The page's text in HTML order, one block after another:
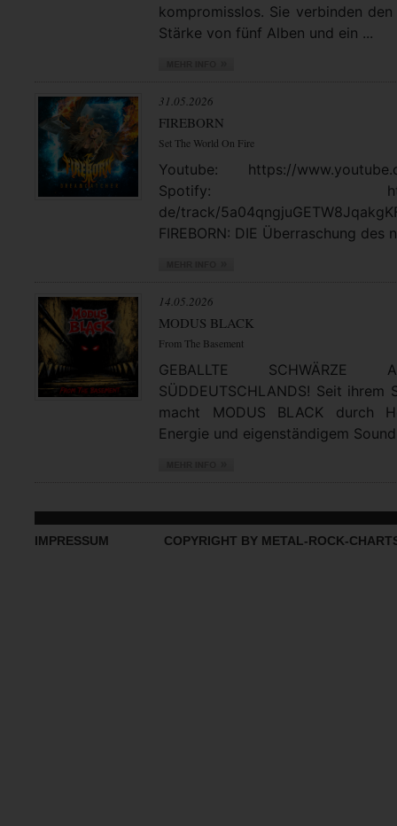
kompromisslos. Sie verbinden
Stärke von fünf Alben und ein ...
31.05.2026
FIREBORN
Set The World On Fire
Youtube: https://
Spotify: https://
de/track/
FIREBORN: DIE Überraschung des
14.05.2026
MODUS BLACK
From The Basement
GEBALLTE
SÜDDEUTSCHLANDS! Seit
macht MODUS BLACK durch
Energie und eigenständigem
IMPRESSUM COPYRIGHT BY METAL-ROCK-